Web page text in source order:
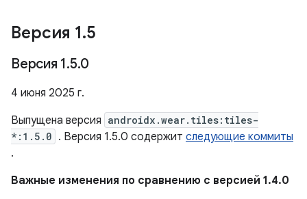
Версия 1.5
Версия 1.5.0
4 июня 2025 г.
Выпущена версия androidx.wear.tiles:tiles-
*:1.5.0 . Версия 1.5.0 содержит следующие коммиты
.
Важные изменения по сравнению с версией 1.4.0